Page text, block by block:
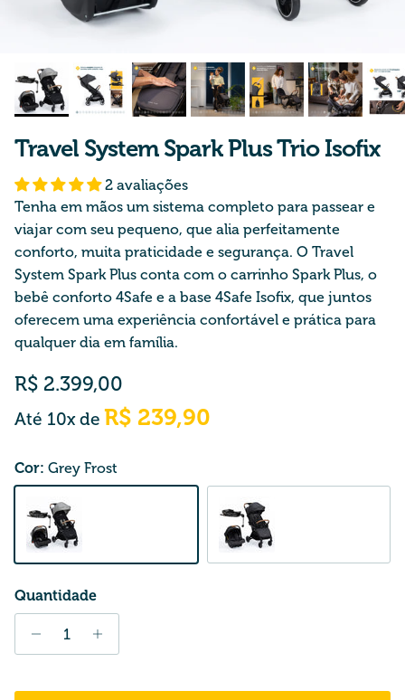
Travel System Spark Plus Trio Isofix
2 avaliações
Tenha em mãos um sistema completo para passear e
viajar com seu pequeno, que alia perfeitamente
conforto, muita praticidade e segurança. O Travel
System Spark Plus conta com o carrinho Spark Plus, o
bebê conforto 4Safe e a base 4Safe Isofix, que juntos
oferecem uma experiência confortável e prática para
qualquer dia em família.
Preço normal
R$ 2.399,00
Até 10x de R$ 239,90
Cor: Grey Frost
Grey Frost Black Graphite
Quantidade